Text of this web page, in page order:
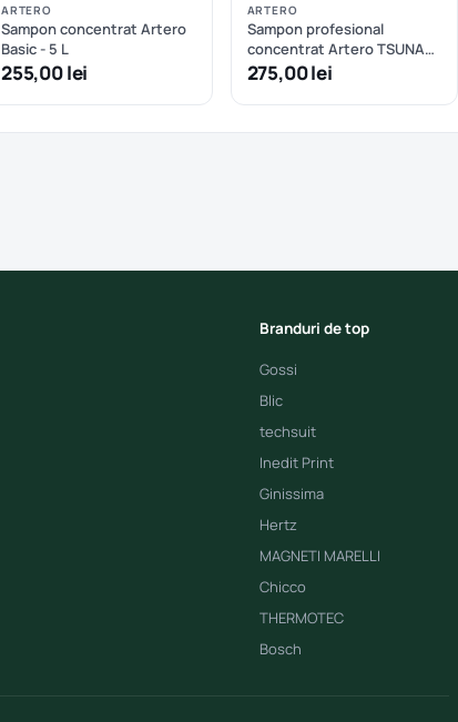
ARTERO
Sampon concentrat Artero
Basic - 5 L
255,00 lei
ARTERO
Sampon profesional
concentrat Artero TSUNAMI
- 5 L
275,00 lei
Branduri de top
Gossi
Blic
techsuit
Inedit Print
Ginissima
Hertz
MAGNETI MARELLI
Chicco
THERMOTEC
Bosch